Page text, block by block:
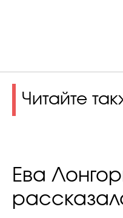
Читайте
Ева